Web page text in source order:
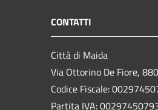
CONTATTI
Città di Maida
Via Ottorino De Fiore,
Codice Fiscale:
Partita IVA: